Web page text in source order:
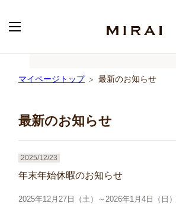
マイページトップ 最新のお知らせ
最新のお知らせ
年末年始休暇のお知らせ
2025/12/23
2025年12月27日（土）～2026年1月4日（日